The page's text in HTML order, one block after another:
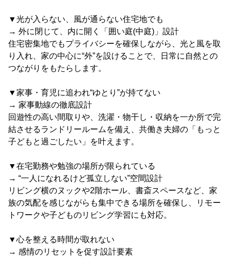
▼光が入らない、風が通らない住宅地でも
→ 外に閉じて、内に開く「囲い庭(中庭)」設計
住宅密集地でもプライバシーを確保しながら、光と風を取
り入れ、家の中心に“外”を設けることで、日常に自然との
つながりをもたらします。
▼家事・育児に追われ“ゆとり”が持てない
→ 家事動線の徹底設計
回遊性の高い間取りや、洗濯・物干し・収納を一か所で完
結させるランドリールームを備え、共働き夫婦の「もっと
子どもと過ごしたい」を叶えます。
▼在宅勤務や勉強の場所が限られている
→ “一人になれるけど孤立しない”空間設計
リビング横のヌックや2階ホール、書斎スペースなど、家
族の気配を感じながらも集中できる場所を確保し、リモー
トワークや子どものリビング学習にも対応。
▼心を整える時間が取れない
→ 感情のリセットを促す設計要素